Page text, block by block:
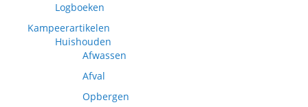
Logboeken
Kampeerartikelen
Huishouden
Afwassen
Afval
Opbergen